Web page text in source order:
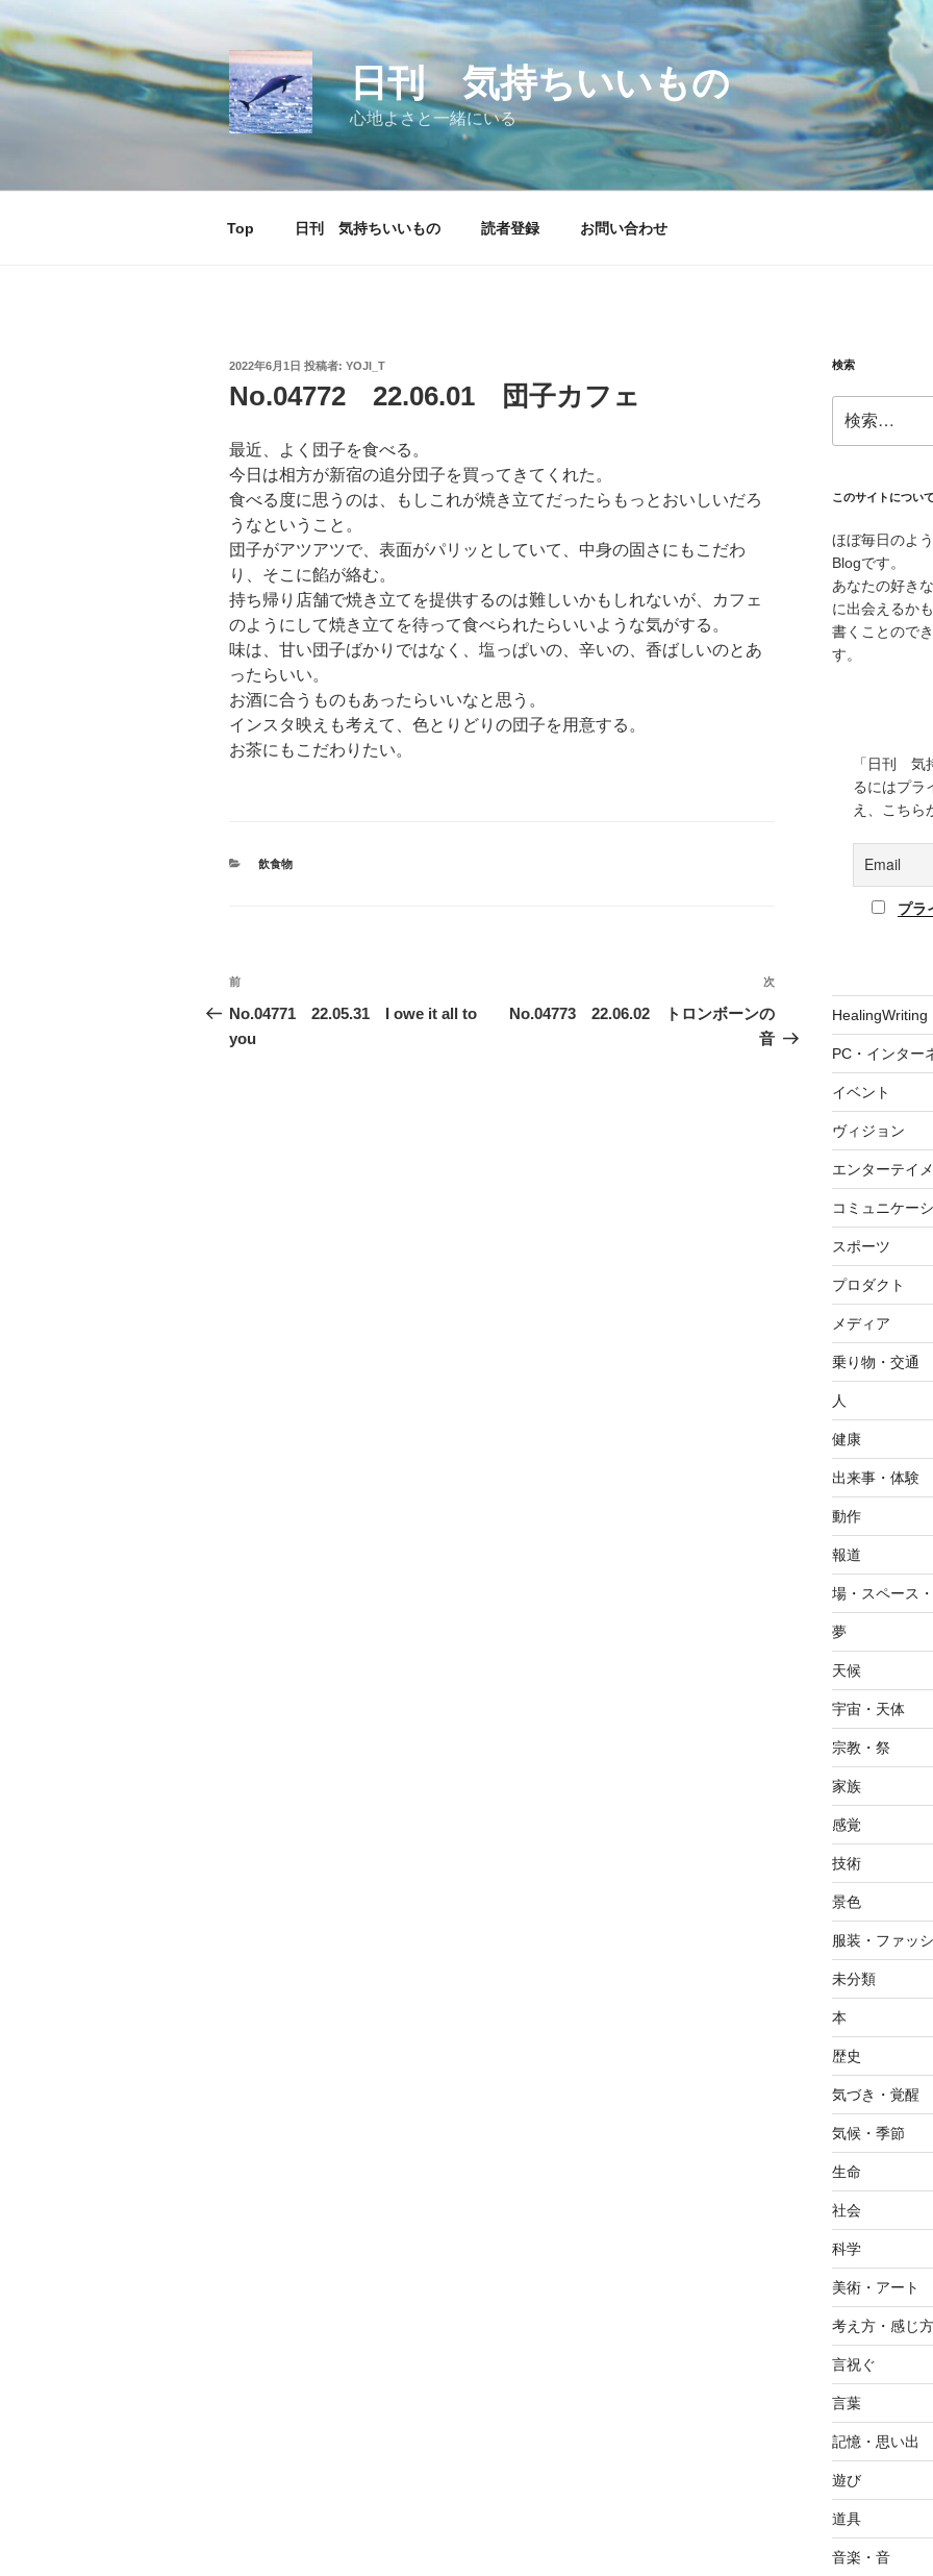
ン
テ
ン
キ
日刊 気持ちいいもの
心地よさと一緒にいる
Top 日刊 気持ちいいもの 読者登録 お問い合わせ
投
日:
2022年6月1日 投稿者: YOJI_T
No.04772 22.06.01 団子カフェ
最近、よく団子を食べる。
今日は相方が新宿の追分団子を買ってきてくれた。
食べる度に思うのは、もしこれが焼き立てだったらもっとおいしいだろ
うなということ。
団子がアツアツで、表面がパリッとしていて、中身の固さにもこだわ
り、そこに餡が絡む。
持ち帰り店舗で焼き立てを提供するのは難しいかもしれないが、カフェ
のようにして焼き立てを待って食べられたらいいような気がする。
味は、甘い団子ばかりではなく、塩っぱいの、辛いの、香ばしいのとあ
ったらいい。
お酒に合うものもあったらいいなと思う。
インスタ映えも考えて、色とりどりの団子を用意する。
お茶にもこだわりたい。
カ
飲食物
投
稿
ナ
前
の
投
前
No.04771 22.05.31 I owe it all to
you
次
の
投
次
No.04773 22.06.02 トロンボーンの
音
検索
索:
このサイトについ
ほぼ毎日のよ
Blogです。
あなたの好き
に出会えるか
書くことので
す。
「日刊 気
るにはプラ
え、こちら
プラ
HealingWriting
PC・インター
イベント
ヴィジョン
エンターテイ
コミュニケー
スポーツ
プロダクト
メディア
乗り物・交通
人
健康
出来事・体験
動作
報道
場・スペース
夢
天候
宇宙・天体
宗教・祭
家族
感覚
技術
景色
服装・ファッ
未分類
本
歴史
気づき・覚醒
気候・季節
生命
社会
科学
美術・アート
考え方・感じ方
言祝ぐ
言葉
記憶・思い出
遊び
道具
音楽・音